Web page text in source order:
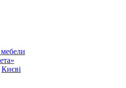
Києві